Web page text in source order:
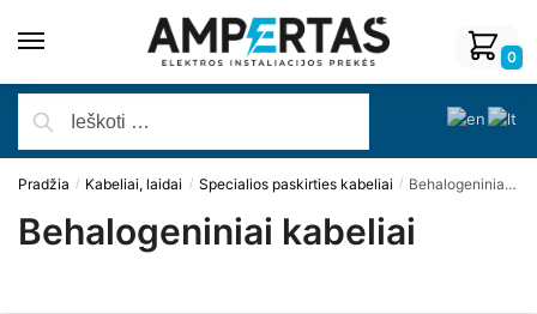
0
Pradžia / Kabeliai, laidai / Specialios paskirties kabeliai / Behalogeniniai kabeliai
Behalogeniniai kabeliai